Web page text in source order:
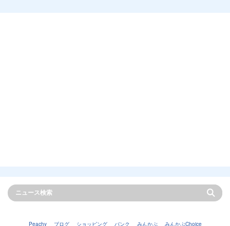
Peachy ブログ ショッピング バンク みんかぶ みんかぶChoice